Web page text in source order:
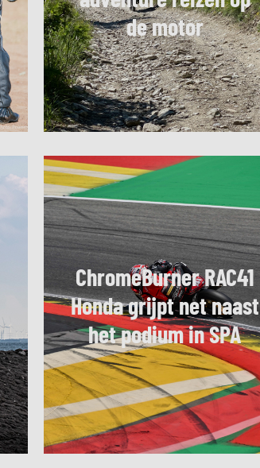
de motor
ChromeBurner RAC41
Honda grijpt net naast
het podium in SPA